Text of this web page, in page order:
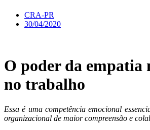
CRA-PR
30/04/2020
O poder da empatia
no trabalho
Essa é uma competência emocional
organizacional de maior compreensão e